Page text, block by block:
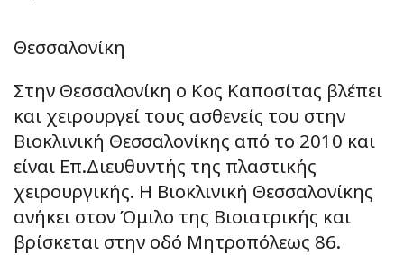
Θεσσαλονίκη
Στην Θεσσαλονίκη ο Κος Καποσίτας βλέπει
και χειρουργεί τους ασθενείς του στην
Βιοκλινική Θεσσαλονίκης από το 2010 και
είναι Επ.Διευθυντής της πλαστικής
χειρουργικής. Η Βιοκλινική Θεσσαλονίκης
ανήκει στον Όμιλο της Βιοιατρικής και
βρίσκεται στην οδό Μητροπόλεως 86.